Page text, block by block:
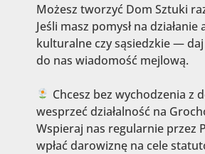
Możesz tworzyć Dom Sztuki
Jeśli masz pomysł na działanie
kulturalne czy sąsiedzkie — daj
do nas wiadomość mejlową.
Chcesz bez wychodzenia z
wesprzeć działalność na
Wspieraj nas regularnie przez
wpłać darowiznę na cele